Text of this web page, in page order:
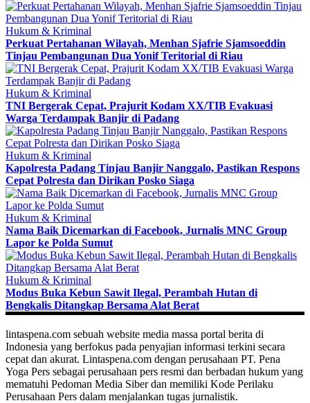
Hukum & Kriminal
Perkuat Pertahanan Wilayah, Menhan Sjafrie Sjamsoeddin
Tinjau Pembangunan Dua Yonif Teritorial di Riau
Hukum & Kriminal
TNI Bergerak Cepat, Prajurit Kodam XX/TIB Evakuasi
Warga Terdampak Banjir di Padang
Hukum & Kriminal
Kapolresta Padang Tinjau Banjir Nanggalo, Pastikan Respons
Cepat Polresta dan Dirikan Posko Siaga
Hukum & Kriminal
Nama Baik Dicemarkan di Facebook, Jurnalis MNC Group
Lapor ke Polda Sumut
Hukum & Kriminal
Modus Buka Kebun Sawit Ilegal, Perambah Hutan di
Bengkalis Ditangkap Bersama Alat Berat
lintaspena.com sebuah website media massa portal berita di
Indonesia yang berfokus pada penyajian informasi terkini secara
cepat dan akurat. Lintaspena.com dengan perusahaan PT. Pena
Yoga Pers sebagai perusahaan pers resmi dan berbadan hukum yang
mematuhi Pedoman Media Siber dan memiliki Kode Perilaku
Perusahaan Pers dalam menjalankan tugas jurnalistik.